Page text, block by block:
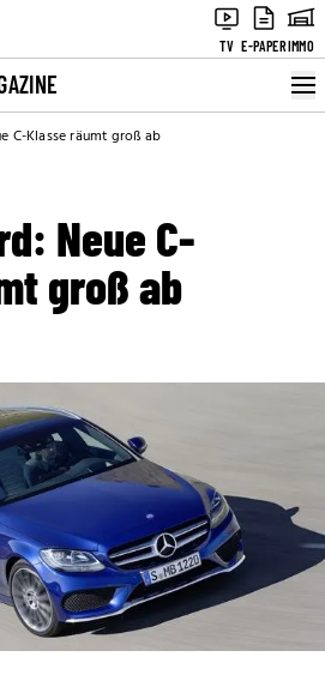
TV E-PAPERIMMO
C-Klasse räumt groß ab
Neue C-
groß ab